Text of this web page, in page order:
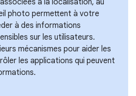
photo permettent à votre
à des informations
sur les utilisateurs.
mécanismes pour aider les
les applications qui peuvent